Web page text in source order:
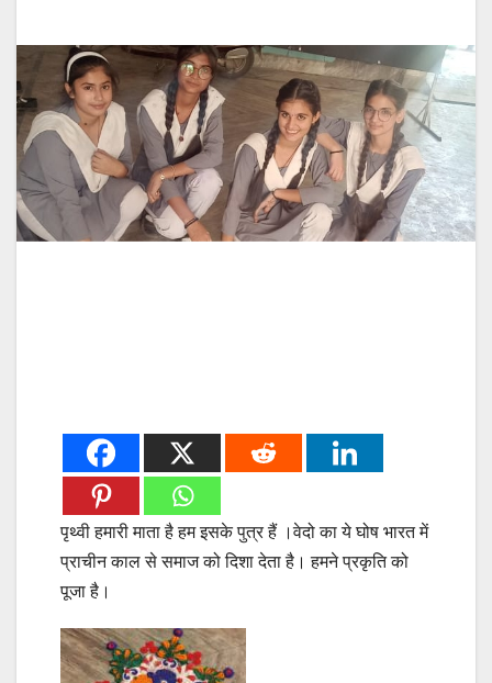
पृथ्वी हमारी माता है हम इसके पुत्र हैं ।वेदो का ये घोष भारत में
प्राचीन काल से समाज को दिशा देता है। हमने प्रकृति को
पूजा है।